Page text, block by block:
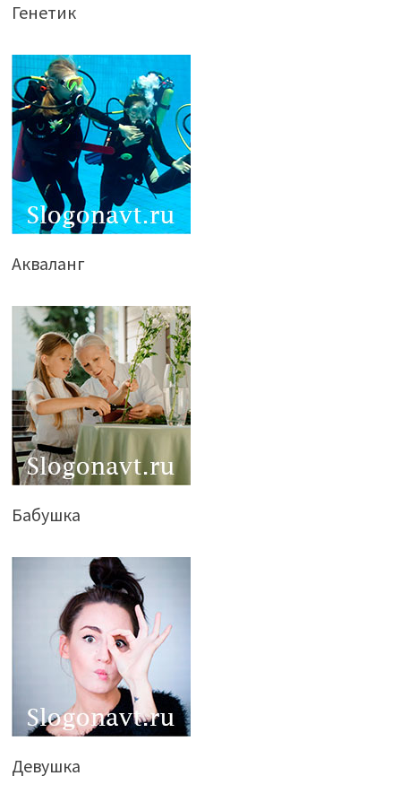
Генетик
Акваланг
Бабушка
Девушка